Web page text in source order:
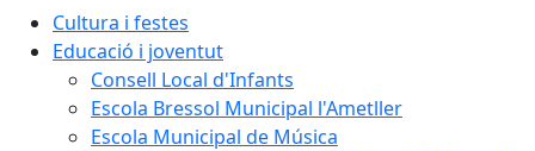
Cultura i festes
Educació i joventut
Consell Local d'Infants
Escola Bressol Municipal l'Ametller
Escola Municipal de Música